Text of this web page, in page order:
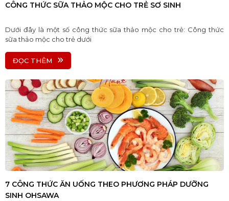
CÔNG THỨC SỮA THẢO MỘC CHO TRẺ SƠ SINH
Dưới đây là một số công thức sữa thảo mộc cho trẻ: Công thức
sữa thảo mộc cho trẻ dưới
ĐỌC THÊM
7 CÔNG THỨC ĂN UỐNG THEO PHƯƠNG PHÁP DƯỠNG
SINH OHSAWA